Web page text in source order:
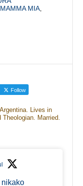
MAMMA MIA
Follow
Lives in
Married.
nikako